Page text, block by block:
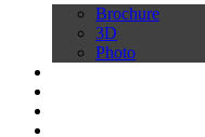
Brochure
3D
Photo